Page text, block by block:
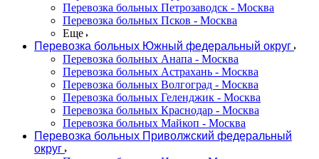
Перевозка больных Петрозаводск - Москва
Перевозка больных Псков - Москва
Еще
Перевозка больных Южный федеральный округ
Перевозка больных Анапа - Москва
Перевозка больных Астрахань - Москва
Перевозка больных Волгоград - Москва
Перевозка больных Геленджик - Москва
Перевозка больных Краснодар - Москва
Перевозка больных Майкоп - Москва
Перевозка больных Приволжский федеральный
округ